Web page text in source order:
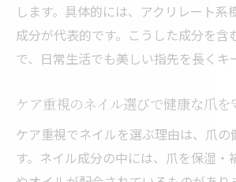
します。具体的には、アクリレート系
成分が代表的です。こうした成分を含
で、日常生活でも美しい指先を長くキ
ケア重視のネイル選びで健康な爪を
ケア重視でネイルを選ぶ理由は、爪の
す。ネイル成分の中には、爪を保湿・